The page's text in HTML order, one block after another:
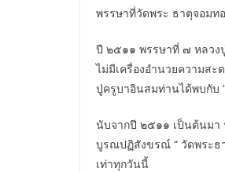
พรรษาที่วัดพระ ธาตุจอมท
ปี ๒๕๑๑ พรรษาที่ ๗ หลวง
ไม่มีเครื่องอำนวยความส
ปู่ครูบาอินสมท่านได้พบกับ
นับจากปี ๒๕๑๑ เป็นต้นมา
บูรณปฏิสังขรณ์ “ วัดพระธ
เท่าทุกวันนี้